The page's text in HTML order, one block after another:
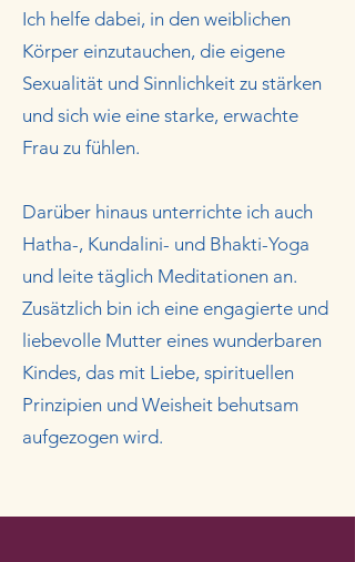
Ich helfe dabei, in den weiblichen
Körper einzutauchen, die eigene
Sexualität und Sinnlichkeit zu stärken
und sich wie eine starke, erwachte
Frau zu fühlen.
Darüber hinaus unterrichte ich auch
Hatha-, Kundalini- und Bhakti-Yoga
und leite täglich Meditationen an.
Zusätzlich bin ich eine engagierte und
liebevolle Mutter eines wunderbaren
Kindes, das mit Liebe, spirituellen
Prinzipien und Weisheit behutsam
aufgezogen wird.